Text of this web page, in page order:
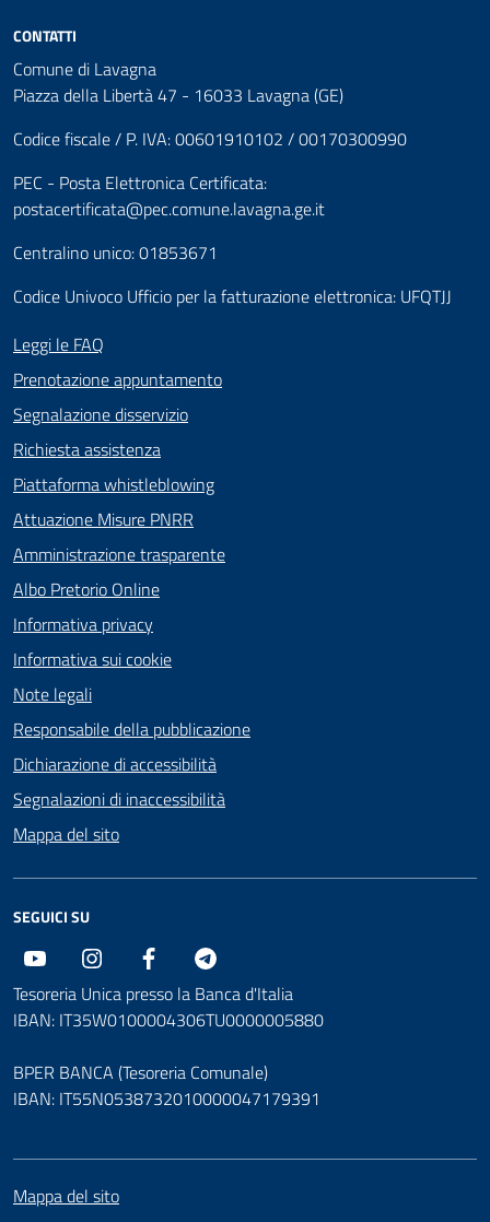
CONTATTI
Comune di Lavagna
Piazza della Libertà 47 - 16033 Lavagna (GE)
Codice fiscale / P. IVA: 00601910102 / 00170300990
PEC - Posta Elettronica Certificata:
postacertificata@pec.comune.lavagna.ge.it
Centralino unico: 01853671
Codice Univoco Ufficio per la fatturazione elettronica: UFQTJJ
Leggi le FAQ
Prenotazione appuntamento
Segnalazione disservizio
Richiesta assistenza
Piattaforma whistleblowing
Attuazione Misure PNRR
Amministrazione trasparente
Albo Pretorio Online
Informativa privacy
Informativa sui cookie
Note legali
Responsabile della pubblicazione
Dichiarazione di accessibilità
Segnalazioni di inaccessibilità
Mappa del sito
SEGUICI SU
Youtube Instagram Facebook
Tesoreria Unica presso la Banca d'Italia
IBAN: IT35W0100004306TU0000005880
BPER BANCA (Tesoreria Comunale)
IBAN: IT55N0538732010000047179391
Mappa del sito